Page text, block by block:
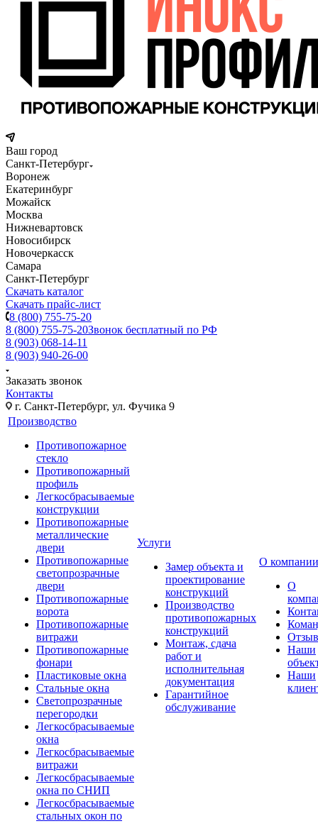
Ваш город
Санкт-Петербург
Воронеж
Екатеринбург
Можайск
Москва
Нижневартовск
Новосибирск
Новочеркасск
Самара
Санкт-Петербург
Скачать каталог
Скачать прайс-лист
8 (800) 755-75-20
8 (800) 755-75-20Звонок бесплатный по РФ
8 (903) 068-14-11
8 (903) 940-26-00
Заказать звонок
Контакты
г. Санкт-Петербург, ул. Фучика 9
Производство
Противопожарное
стекло
Противопожарный
профиль
Легкосбрасываемые
конструкции
Противопожарные
металлические
двери
Противопожарные
светопрозрачные
двери
Противопожарные
ворота
Противопожарные
витражи
Противопожарные
фонари
Пластиковые окна
Стальные окна
Светопрозрачные
перегородки
Легкосбрасываемые
окна
Легкосбрасываемые
витражи
Легкосбрасываемые
окна по СНИП
Легкосбрасываемые
стальных окон по
Услуги
Замер объекта и
проектирование
конструкций
Производство
противопожарных
конструкций
Монтаж, сдача
работ и
исполнительная
документация
Гарантийное
обслуживание
О компании
О
Наши
Наши